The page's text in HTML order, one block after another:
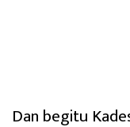
Dan begitu